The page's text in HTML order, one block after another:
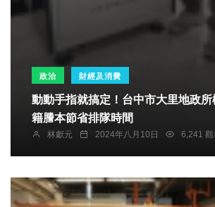
政治 財經及消費
動動手指就搞定！台中市大里地政
籍謄本節省排隊時間
林獻元 2024年八月10日 6,241 觀